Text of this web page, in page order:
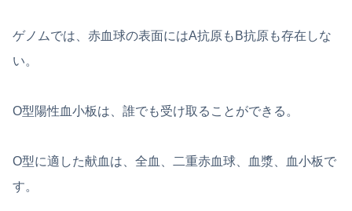
ゲノムでは、赤血球の表面にはA抗原もB抗原も存在しな
い。
O型陽性血小板は、誰でも受け取ることができる。
O型に適した献血は、全血、二重赤血球、血漿、血小板で
す。